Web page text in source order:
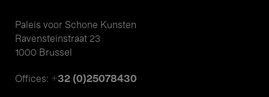
Paleis voor Schone Kunsten
Ravensteinstraat 23
1000 Brussel
Offices: +32 (0)25078430